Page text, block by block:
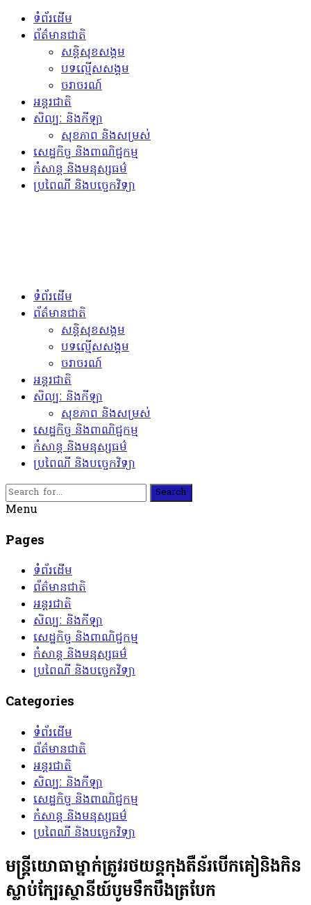
ទំព័រដើម
ព័ត៌មានជាតិ
សន្តិសុខសង្គម
បទល្មើសសង្គម
ចរាចរណ៍
អន្តរជាតិ
សិល្បៈ និងកីឡា
សុខភាព និងសម្រស់
សេដ្ឋកិច្ច និងពាណិជ្ជកម្ម
កំសាន្ត និងមនុស្សធម៌
ប្រពៃណី និងបច្ចេកវិទ្យា
ទំព័រដើម
ព័ត៌មានជាតិ
សន្តិសុខសង្គម
បទល្មើសសង្គម
ចរាចរណ៍
អន្តរជាតិ
សិល្បៈ និងកីឡា
សុខភាព និងសម្រស់
សេដ្ឋកិច្ច និងពាណិជ្ជកម្ម
កំសាន្ត និងមនុស្សធម៌
ប្រពៃណី និងបច្ចេកវិទ្យា
Search
Menu
Pages
ទំព័រដើម
ព័ត៌មានជាតិ
អន្តរជាតិ
សិល្បៈ និងកីឡា
សេដ្ឋកិច្ច និងពាណិជ្ជកម្ម
កំសាន្ត និងមនុស្សធម៌
ប្រពៃណី និងបច្ចេកវិទ្យា
Categories
ទំព័រដើម
ព័ត៌មានជាតិ
អន្តរជាតិ
សិល្បៈ និងកីឡា
សេដ្ឋកិច្ច និងពាណិជ្ជកម្ម
កំសាន្ត និងមនុស្សធម៌
ប្រពៃណី និងបច្ចេកវិទ្យា
មន្ត្រីយោធាម្នាក់ត្រូវរថយន្តកុងតឺន័របេីកគៀនិងកិន
ស្លាប់ក្បែរស្ថានីយ៍បូមទឹកបឹងត្របែក